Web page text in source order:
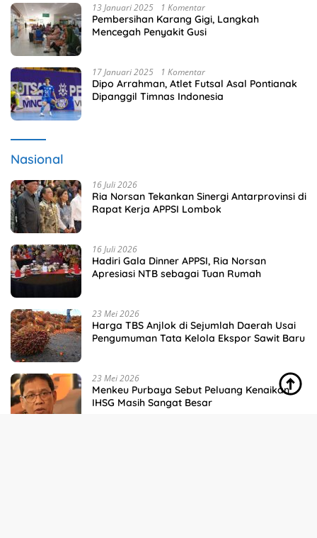
13 Januari 2025 1 Komentar
Pembersihan Karang Gigi, Langkah
Mencegah Penyakit Gusi
17 Januari 2025 1 Komentar
Dipo Arrahman, Atlet Futsal Asal Pontianak
Dipanggil Timnas Indonesia
Nasional
16 Juli 2026
Ria Norsan Tekankan Sinergi Antarprovinsi di
Rapat Kerja APPSI Lombok
16 Juli 2026
Hadiri Gala Dinner APPSI, Ria Norsan
Apresiasi NTB sebagai Tuan Rumah
23 Mei 2026
Harga TBS Anjlok di Sejumlah Daerah Usai
Pengumuman Tata Kelola Ekspor Sawit Baru
23 Mei 2026
Menkeu Purbaya Sebut Peluang Kenaikan
IHSG Masih Sangat Besar